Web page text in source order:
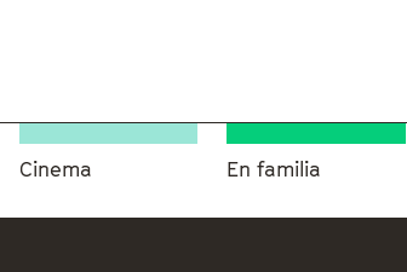
Cinema En familia